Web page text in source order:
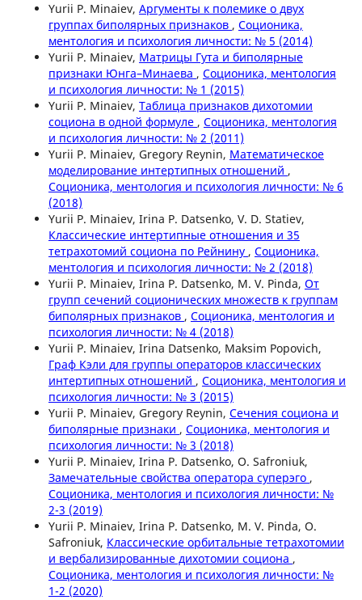
Yurii P. Minaiev, Аргументы к полемике о двух
группах биполярных признаков , Соционика,
ментология и психология личности: № 5 (2014)
Yurii P. Minaiev, Матрицы Гута и биполярные
признаки Юнга–Минаева , Соционика, ментология
и психология личности: № 1 (2015)
Yurii P. Minaiev, Таблица признаков дихотомии
социона в одной формуле , Соционика, ментология
и психология личности: № 2 (2011)
Yurii P. Minaiev, Gregory Reynin, Математическое
моделирование интертипных отношений ,
Соционика, ментология и психология личности: № 6
(2018)
Yurii P. Minaiev, Irina P. Datsenko, V. D. Statiev,
Классические интертипные отношения и 35
тетрахотомий социона по Рейнину , Соционика,
ментология и психология личности: № 2 (2018)
Yurii P. Minaiev, Irina P. Datsenko, M. V. Pinda, От
групп сечений соционических множеств к группам
биполярных признаков , Соционика, ментология и
психология личности: № 4 (2018)
Yurii P. Minaiev, Irina Datsenko, Maksim Popovich,
Граф Кэли для группы операторов классических
интертипных отношений , Соционика, ментология и
психология личности: № 3 (2015)
Yurii P. Minaiev, Gregory Reynin, Сечения социона и
биполярные признаки , Соционика, ментология и
психология личности: № 3 (2018)
Yurii P. Minaiev, Irina P. Datsenko, O. Safroniuk,
Замечательные свойства оператора суперэго ,
Соционика, ментология и психология личности: №
2-3 (2019)
Yurii P. Minaiev, Irina P. Datsenko, M. V. Pinda, O.
Safroniuk, Классические орбитальные тетрахотомии
и вербализированные дихотомии социона ,
Соционика, ментология и психология личности: №
1-2 (2020)